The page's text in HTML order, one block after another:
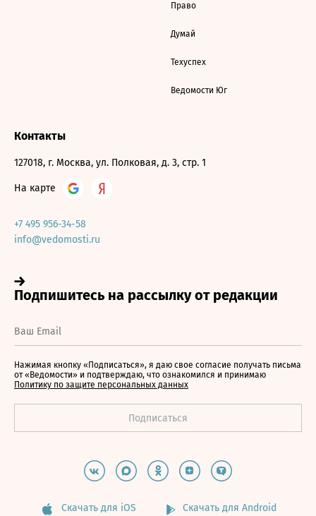
Право
Думай
Техуспех
Ведомости Юг
Контакты
127018, г. Москва, ул. Полковая, д. 3, стр. 1
На карте
+7 495 956-34-58
info@vedomosti.ru
Нажимая кнопку «Подписаться», я даю свое согласие получать письма
от «Ведомости» и подтверждаю, что ознакомился и принимаю
Политику по защите персональных данных
Скачать для iOS Скачать для Android